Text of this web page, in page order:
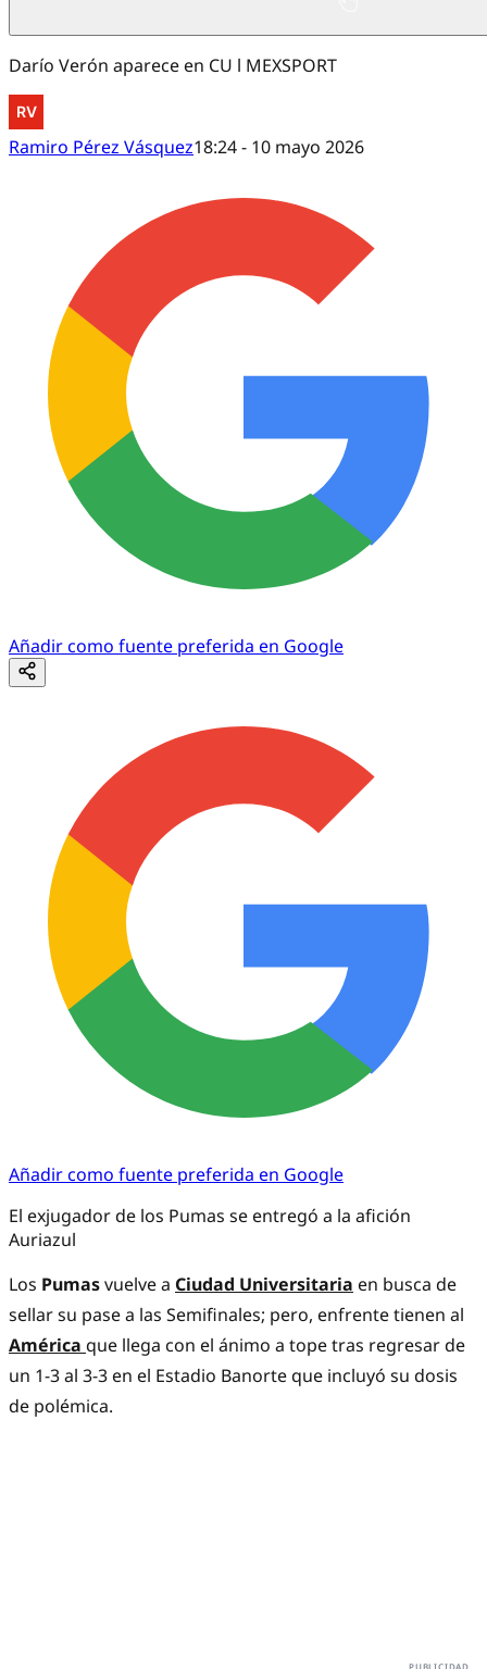
Darío Verón aparece en CU l MEXSPORT
Ramiro Pérez Vásquez18:24 - 10 mayo 2026
Añadir como fuente preferida en Google
Añadir como fuente preferida en Google
El exjugador de los Pumas se entregó a la afición
Auriazul
Los Pumasvuelve a Ciudad Universitaria en busca de
sellar su pase a las Semifinales; pero, enfrente tienen al
América que llega con el ánimo a tope tras regresar de
un 1-3 al 3-3 en el Estadio Banorte que incluyó su dosis
de polémica.